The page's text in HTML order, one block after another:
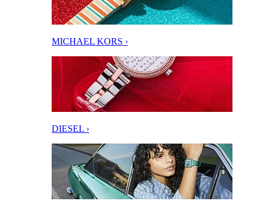
MICHAEL KORS ›
DIESEL ›